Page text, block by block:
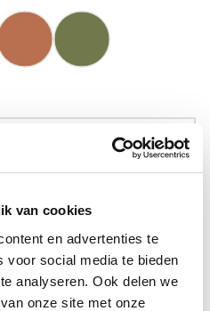
van cookies
en advertenties te
voor social media te bieden
analyseren. Ook delen we
onze site met onze